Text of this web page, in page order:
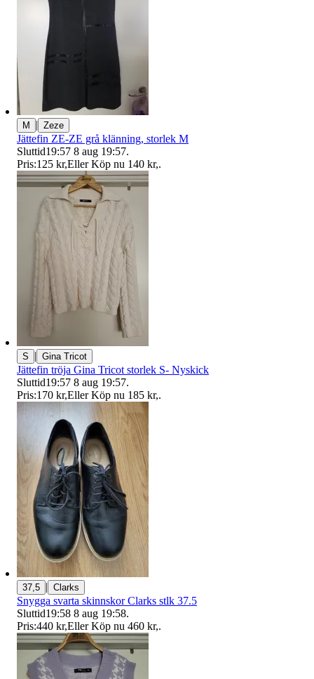
M | Zeze
Jättefin ZE-ZE grå klänning, storlek M
Sluttid19:57 8 aug 19:57.
Pris:125 kr,Eller Köp nu 140 kr,.
S | Gina Tricot
Jättefin tröja Gina Tricot storlek S- Nyskick
Sluttid19:57 8 aug 19:57.
Pris:170 kr,Eller Köp nu 185 kr,.
37,5 | Clarks
Snygga svarta skinnskor Clarks stlk 37.5
Sluttid19:58 8 aug 19:58.
Pris:440 kr,Eller Köp nu 460 kr,.